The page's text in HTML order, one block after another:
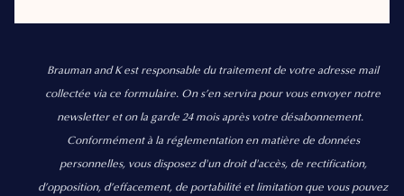
Brauman and K est responsable du traitement de votre adresse mail
collectée via ce formulaire. On s’en servira pour vous envoyer notre
newsletter et on la garde 24 mois après votre désabonnement.
Conformément à la réglementation en matière de données
personnelles, vous disposez d'un droit d'accès, de rectification,
d’opposition, d’effacement, de portabilité et limitation que vous pouvez